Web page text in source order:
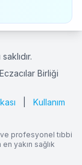
Birliği
Kullanım
profesyonel tıbbi
yakın sağlık